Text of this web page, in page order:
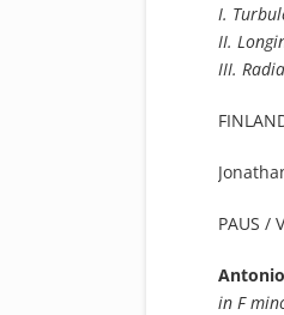
I.
II.
III.
PAUS /
in F